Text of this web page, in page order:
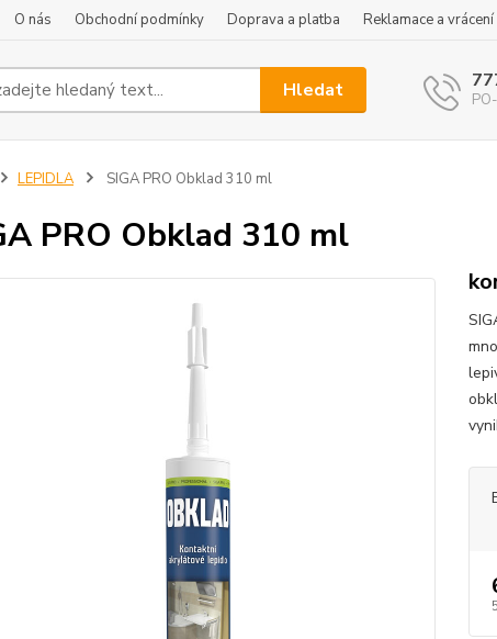
O nás Obchodní podmínky Doprava a platba Reklamace a
Hledat
LEPIDLA SIGA PRO Obklad 310 ml
PRO Obklad 310 ml